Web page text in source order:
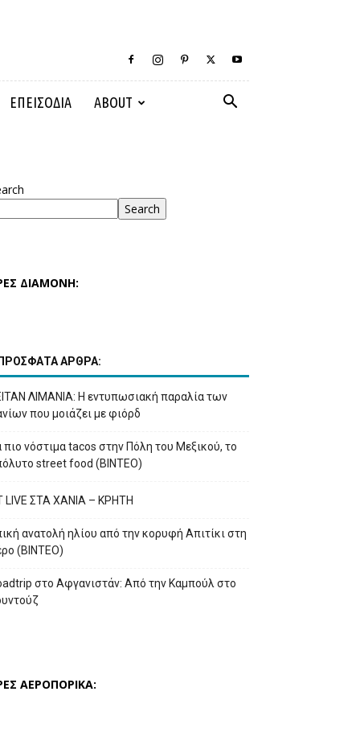
ΕΠΕΙΣΟΔΙΑ ABOUT
Search
ΔΙΑΜΟΝΗ:
ΠΡΟΣΦΑΤΑ ΑΡΘΡΑ:
ΛΙΜΑΝΙΑ: Η εντυπωσιακή παραλία των
που μοιάζει με φιόρδ
πιο νόστιμα tacos στην Πόλη του Μεξικού, το
street food (ΒΙΝΤΕΟ)
LIVE ΣΤΑ ΧΑΝΙΑ – ΚΡΗΤΗ
ανατολή ηλίου από την κορυφή Απιτίκι στη
(ΒΙΝΤΕΟ)
στο Αφγανιστάν: Από την Καμπούλ στο
ΑΕΡΟΠΟΡΙΚΑ: